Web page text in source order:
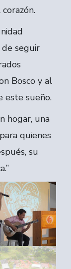
seguir
Bosco y al
este sueño.
hogar, una
quienes
su